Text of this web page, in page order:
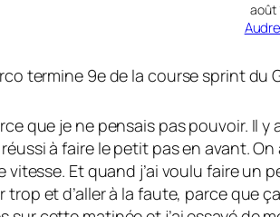
août
termine 9e de la course sprint du
que je ne pensais pas pouvoir. Il
réussi à faire le petit pas en avant.
vitesse. Et quand j’ai voulu faire
et d’aller à la faute, parce que